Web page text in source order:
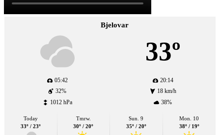
Bjelovar
33º
05:42
20:14
32%
18 km/h
1012 hPa
38%
Today
33º / 23º
Tmrw.
30º / 20º
Sun. 9
35º / 20º
Mon. 10
38º / 19º